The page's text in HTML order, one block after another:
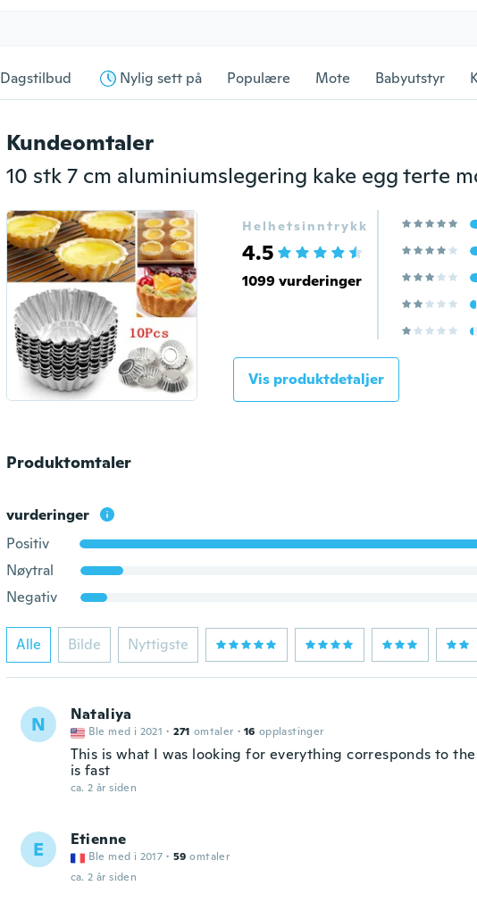
Dagstilbud Nylig sett på Populære Mote Babyutstyr
Kundeomtaler
Helhetsinntrykk
4.5
1099 vurderinger
Vis produktdetaljer
Produktomtaler
vurderinger
Positiv
Nøytral
Negativ
Alle Bilde Nyttigste
N Nataliya
Ble med i 2021 · 271 omtaler · 16 opplastinger
This is what I was looking for everything corresponds to
is fast
ca. 2 år siden
E Etienne
Ble med i 2017 · 59 omtaler
ca. 2 år siden